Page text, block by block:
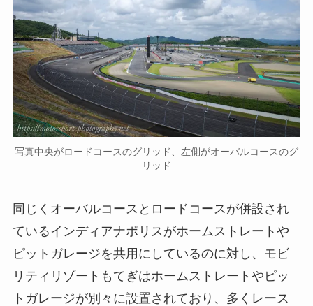
写真中央がロードコースのグリッド、左側がオーバルコースのグ
リッド
同じくオーバルコースとロードコースが併設され
ているインディアナポリスがホームストレートや
ピットガレージを共用にしているのに対し、 モビ
リティリゾートもてぎはホームストレートやピッ
トガレージが別々に設置されており、多くレース